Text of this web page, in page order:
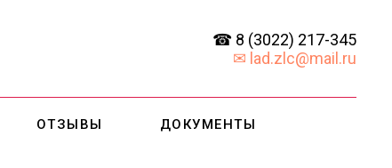
☎ 8 (3022) 217-345
✉ lad.zlc@mail.ru
ОТЗЫВЫ ДОКУМЕНТЫ